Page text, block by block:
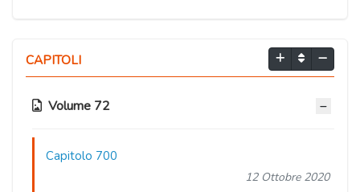
CAPITOLI
Volume 72
Capitolo 700
12 Ottobre 2020